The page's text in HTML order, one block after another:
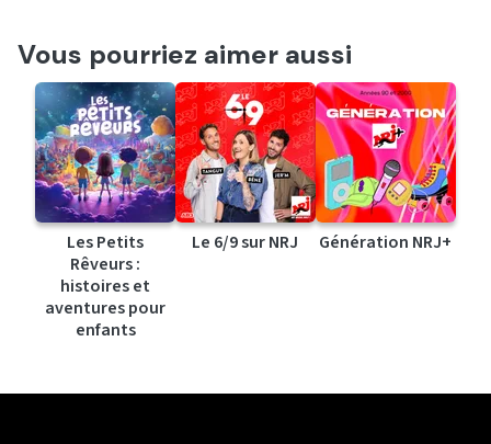
Vous pourriez aimer aussi
Les Petits
Rêveurs :
histoires et
aventures pour
enfants
Le 6/9 sur NRJ Génération NRJ+